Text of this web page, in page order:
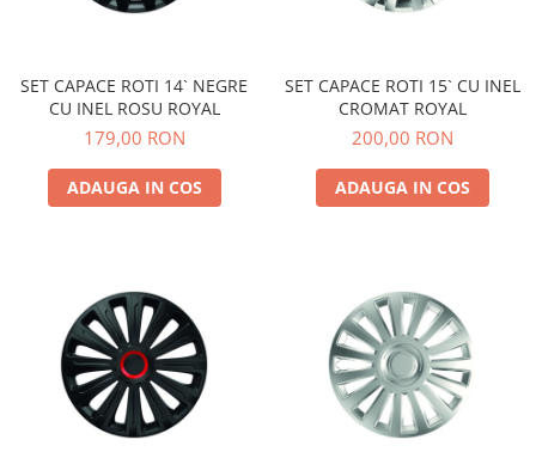
SET CAPACE ROTI 14` NEGRE
CU INEL ROSU ROYAL
179,00 RON
ADAUGA IN COS
SET CAPACE ROTI 15` CU INEL
CROMAT ROYAL
200,00 RON
ADAUGA IN COS